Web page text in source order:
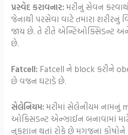
પ્રસ્વેદ કરાવનાર:મરીનું સેવન
જેનાથી પરસેવા વાટે તમારા શરીરનું
જાય છે. તે રીતે એન્ટિઓક્સિડન્ટ અને
છે.
Fatcell: Fatcell ને block કરીને
છે વજન ઘટાડે છે.
સેલેનિયમ:મરીમાં સેલેનીયમ નામનું
ઓકિસડન્ટ એન્ઝાઈન બનાવામાં
નુકશાન થતાં રોકે છે મગજના